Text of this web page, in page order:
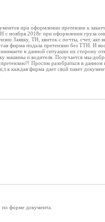
при оформлении претензии к
ноября 2018г при оформлении груза
Заявку, ТН, квиток с почты, счет,
фирма подала претензию без ТТН. И
в данной ситуации их сторону
машины и водителя. Получается мы-
Просим разобраться в
каждая фирма дает свой пакет
форме документа.